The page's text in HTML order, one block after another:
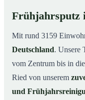
Frühjahrsputz
Mit rund 3159
Deutschland. Unsere
vom Zentrum bis in
Ried von unserem
und